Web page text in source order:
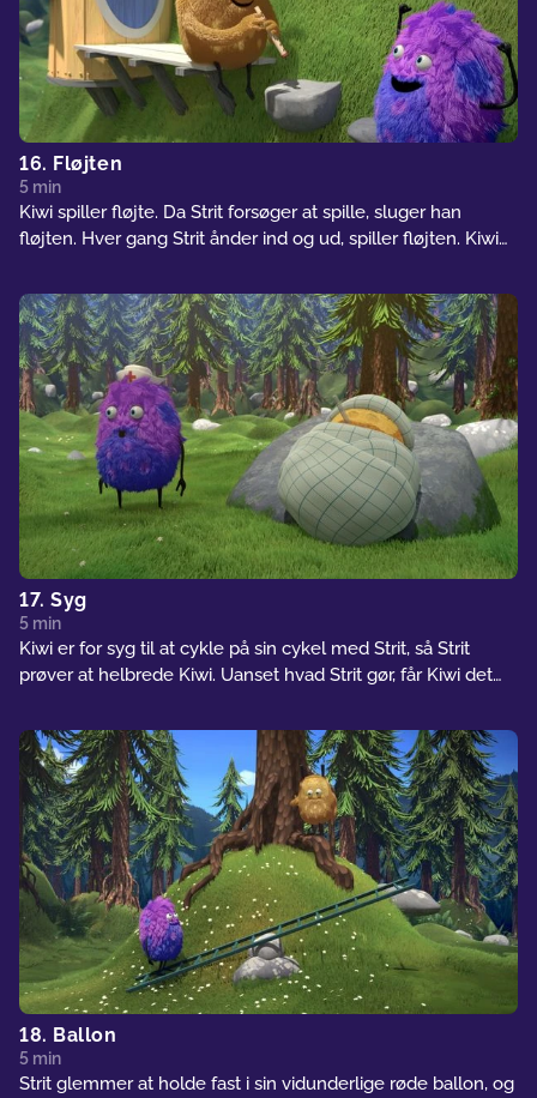
16. Fløjten
5 min
Kiwi spiller fløjte. Da Strit forsøger at spille, sluger han
fløjten. Hver gang Strit ånder ind og ud, spiller fløjten. Kiwi
17. Syg
5 min
Kiwi er for syg til at cykle på sin cykel med Strit, så Strit
prøver at helbrede Kiwi. Uanset hvad Strit gør, får Kiwi det
nys, som helbreder ham... men nu er Strit syg.
18. Ballon
5 min
Strit glemmer at holde fast i sin vidunderlige røde ballon, og